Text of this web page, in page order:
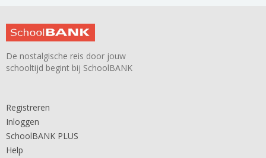
De nostalgische reis door jouw
schooltijd begint bij SchoolBANK
Registreren
Inloggen
SchoolBANK PLUS
Help